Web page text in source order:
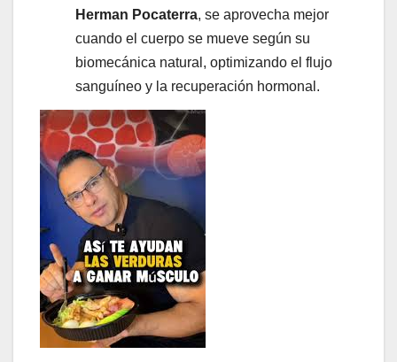
Herman Pocaterra, se aprovecha mejor
cuando el cuerpo se mueve según su
biomecánica natural, optimizando el flujo
sanguíneo y la recuperación hormonal.